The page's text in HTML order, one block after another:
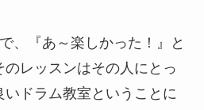
、『あ～楽しかった！』と
レッスンはその人にとっ
ドラム教室ということに